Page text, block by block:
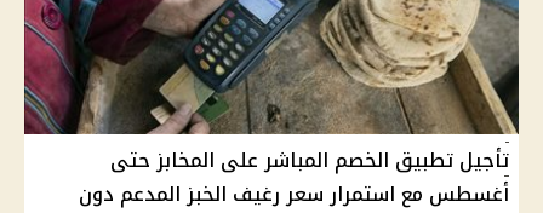
تأجيل تطبيق الخصم المباشر على المخابز حتى
أغسطس مع استمرار سعر رغيف الخبز المدعم دون